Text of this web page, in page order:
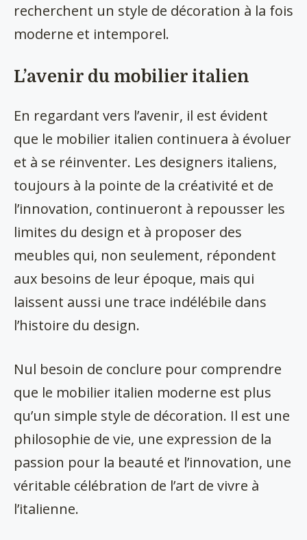
recherchent un style de décoration à la fois
moderne et intemporel.
L’avenir du mobilier italien
En regardant vers l’avenir, il est évident
que le mobilier italien continuera à évoluer
et à se réinventer. Les designers italiens,
toujours à la pointe de la créativité et de
l’innovation, continueront à repousser les
limites du design et à proposer des
meubles qui, non seulement, répondent
aux besoins de leur époque, mais qui
laissent aussi une trace indélébile dans
l’histoire du design.
Nul besoin de conclure pour comprendre
que le mobilier italien moderne est plus
qu’un simple style de décoration. Il est une
philosophie de vie, une expression de la
passion pour la beauté et l’innovation, une
véritable célébration de l’art de vivre à
l’italienne.